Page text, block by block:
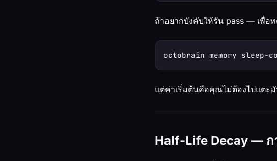
ถ้าอยากบังคับให้รัน pass — เพื่อ
แต่ค่าเริ่มต้นคือคุณไม่ต้องไปแตะ
Half-Life Decay — ก